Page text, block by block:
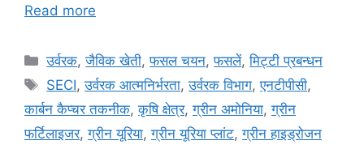
Read more
उर्वरक,जैविक खेती,फसल चयन,फसलें,मि‌ट्टी प्रबन्धन
SECI,उर्वरक आत्मनिर्भरता,उर्वरक विभाग,एनटीपीसी,
कार्बन कैप्चर तकनीक,कृषि क्षेत्र,ग्रीन अमोनिया,ग्रीन
फर्टिलाइजर,ग्रीन यूरिया,ग्रीन यूरिया प्लांट,ग्रीन हाइड्रोजन